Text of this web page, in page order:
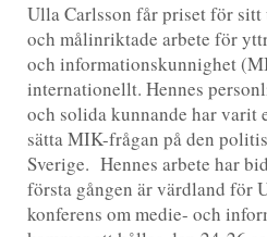
Ulla Carlsson får priset för sitt
och målinriktade arbete för
och informationskunnighet
internationellt. Hennes
och solida kunnande har varit
sätta MIK-frågan på den
Sverige. Hennes arbete har
första gången är värdland för
konferens om medie- och